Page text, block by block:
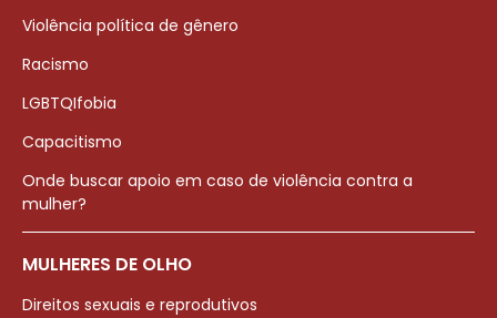
Violência política de gênero
Racismo
LGBTQIfobia
Capacitismo
Onde buscar apoio em caso de violência contra a
mulher?
MULHERES DE OLHO
Direitos sexuais e reprodutivos